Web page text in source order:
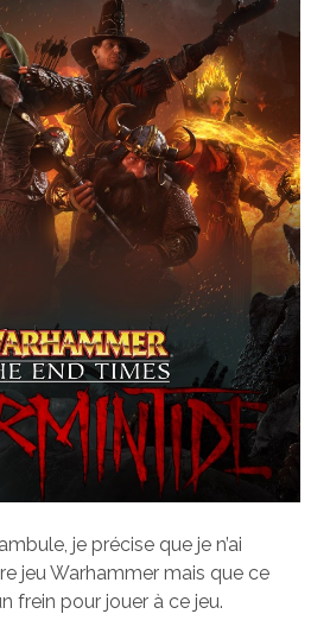
je précise que je n’ai
jeu Warhammer mais que ce
frein pour jouer à ce jeu.